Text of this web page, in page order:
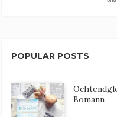
POPULAR POSTS
Bomann